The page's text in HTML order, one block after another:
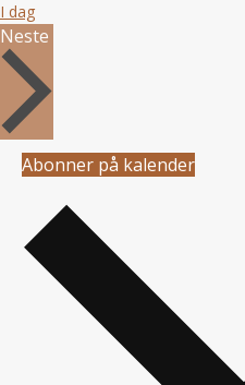
I dag
Neste
Abonner på kalender